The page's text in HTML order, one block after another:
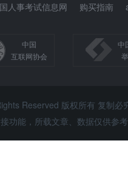
人事考试信息网 购买指南
中国
互联网协会
中
Reserved 版权所有 复制必
功能，所载文章、数据仅供参